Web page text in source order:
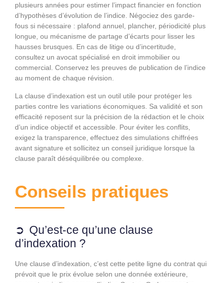
plusieurs années pour estimer l’impact financier en fonction
d’hypothèses d’évolution de l’indice. Négociez des garde-
fous si nécessaire : plafond annuel, plancher, périodicité plus
longue, ou mécanisme de partage d’écarts pour lisser les
hausses brusques. En cas de litige ou d’incertitude,
consultez un avocat spécialisé en droit immobilier ou
commercial. Conservez les preuves de publication de l’indice
au moment de chaque révision.
La clause d’indexation est un outil utile pour protéger les
parties contre les variations économiques. Sa validité et son
efficacité reposent sur la précision de la rédaction et le choix
d’un indice objectif et accessible. Pour éviter les conflits,
exigez la transparence, effectuez des simulations chiffrées
avant signature et sollicitez un conseil juridique lorsque la
clause paraît déséquilibrée ou complexe.
Conseils pratiques
Qu’est-ce qu’une clause
d’indexation ?
Une clause d’indexation, c’est cette petite ligne du contrat qui
prévoit que le prix évolue selon une donnée extérieure,